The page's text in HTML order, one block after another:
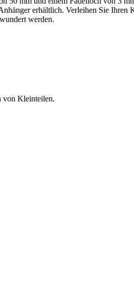
erhältlich. Verleihen Sie
werden.
von Kleinteilen.